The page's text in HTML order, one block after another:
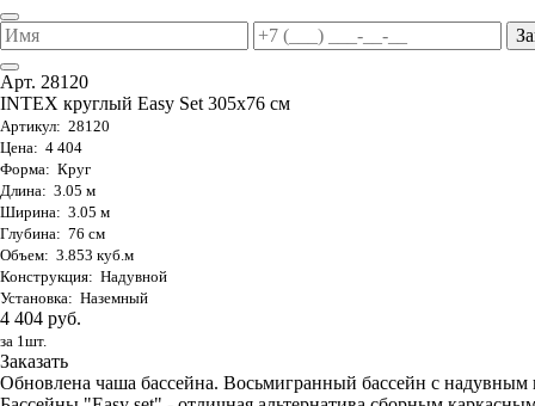
Арт. 28120
INTEX круглый Easy Set 305х76 см
Артикул: 28120
Цена: 4 404
Форма: Круг
Длина: 3.05 м
Ширина: 3.05 м
Глубина: 76 см
Объем: 3.853 куб.м
Конструкция: Надувной
Установка: Наземный
4 404 руб.
за 1шт.
Заказать
Обновлена чаша бассейна. Восьмигранный бассейн с надувным